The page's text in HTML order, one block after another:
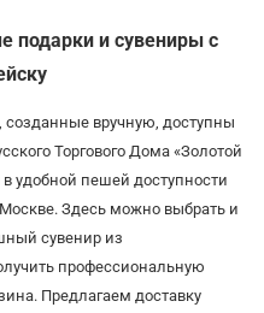
подарки и сувениры с
вручную, доступны
Торгового Дома «Золотой
удобной пешей доступности
Здесь можно выбрать и
сувенир из
профессиональную
Предлагаем доставку